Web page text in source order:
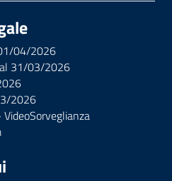
04/2026
31/03/2026
2026